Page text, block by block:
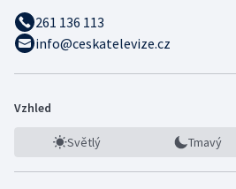
261 136 113
info@ceskatelevize.cz
Vzhled
Světlý Tmavý